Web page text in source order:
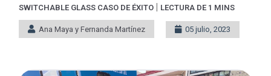
SWITCHABLE GLASS CASO DE ÉXITO | LECTURA DE 1 MINS
Ana Maya y Fernanda Martínez 05 julio, 2023